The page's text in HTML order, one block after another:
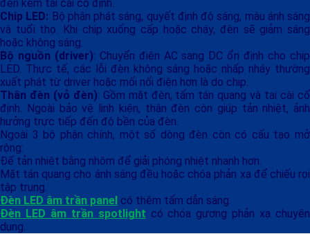
đèn kèm tai cài cố định.
Chip LED: Bộ phận phát sáng, quyết định độ sáng, màu ánh sáng
và tuổi thọ. Khi chip xuống cấp hoặc cháy, đèn sẽ giảm sáng
hoặc không sáng.
Bộ nguồn (driver): Chuyển điện AC sang DC ổn định cho chip
LED. Thực tế, các lỗi đèn không sáng hoặc nhấp nháy thường
xuất phát từ driver hoặc mối nối điện hơn là do chip.
Thân đèn (vỏ đèn): Gồm mặt đèn, tấm tán quang và tai cài cố
định. Ngoài bảo vệ linh kiện, thân đèn còn giúp tản nhiệt, ảnh
hưởng trực tiếp đến độ bền của đèn.
Ngoài 3 bộ phận chính, một số dòng đèn còn có cấu tạo mở
rộng:
Đế tản nhiệt bằng nhôm để giải phóng nhiệt nhanh hơn.
Mặt tán quang cho ánh sáng đều hoặc chóa phản xạ để chiếu rọi
tập trung.
Đèn LED âm trần panel có thêm tấm dẫn sáng.
Đèn LED âm trần spotlight có chóa gương phản xạ chuyên
dụng.